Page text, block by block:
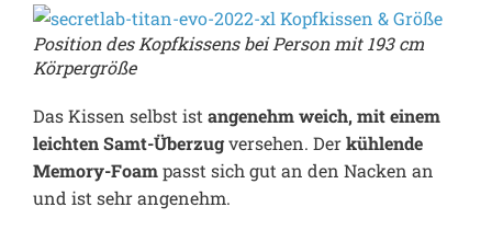
Position des Kopfkissens bei Person mit 193 cm
Körpergröße
Das Kissen selbst ist angenehm weich, mit einem
leichten Samt-Überzugversehen. Derkühlende
Memory-Foampasst sich gut an den Nacken an
und ist sehr angenehm.